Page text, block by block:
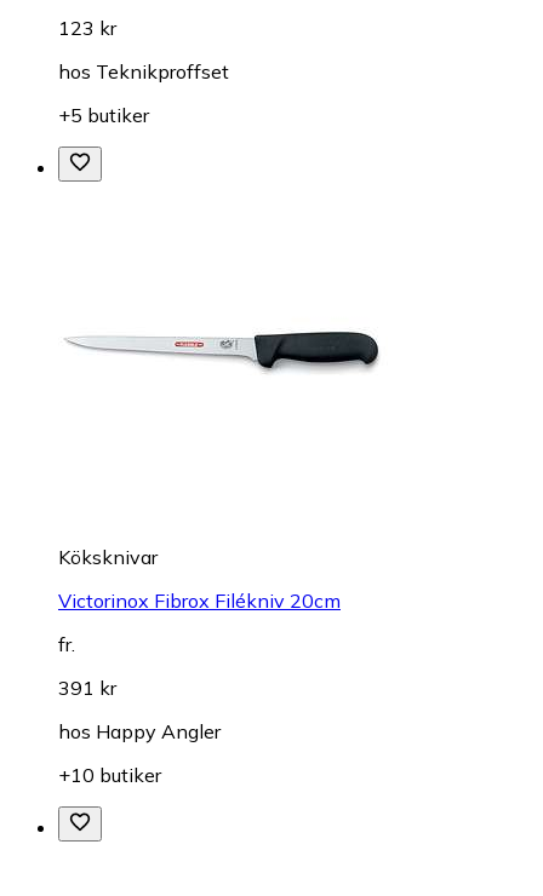
123 kr
hos Teknikproffset
+5 butiker
Köksknivar
Victorinox Fibrox Filékniv 20cm
fr.
391 kr
hos Happy Angler
+10 butiker